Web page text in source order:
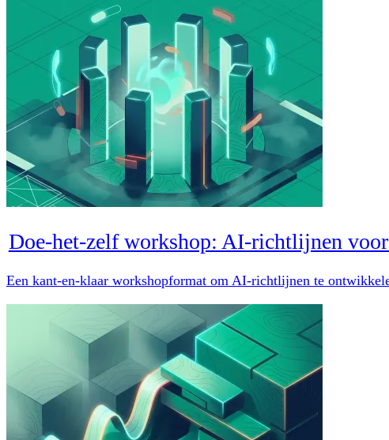
Doe-het-zelf workshop: AI-richtlijnen
Een kant-en-klaar workshopformat om AI-richtlijnen te